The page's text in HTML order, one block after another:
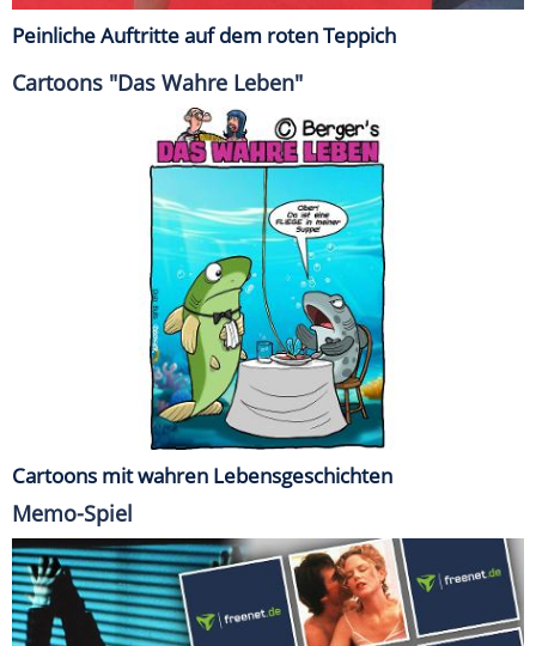
Peinliche Auftritte auf dem roten Teppich
Cartoons "Das Wahre Leben"
Cartoons mit wahren Lebensgeschichten
Memo-Spiel